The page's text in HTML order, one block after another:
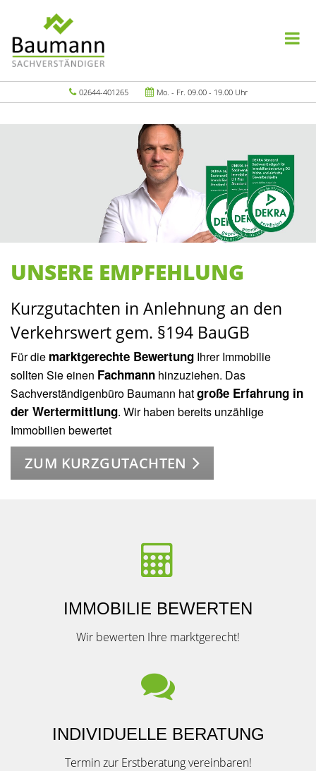
02644-401265 Mo. - Fr. 09.00 - 19.00 Uhr
UNSERE EMPFEHLUNG
Kurzgutachten in Anlehnung an den
Verkehrswert gem. §194 BauGB
Für die marktgerechte Bewertung Ihrer Immobilie
sollten Sie einen Fachmann hinzuziehen. Das
Sachverständigenbüro Baumann hatgroße Erfahrung in
der Wertermittlung. Wir haben bereits unzählige
Immobilien bewertet
ZUM KURZGUTACHTEN
IMMOBILIE BEWERTEN
Wir bewerten Ihre marktgerecht!
INDIVIDUELLE BERATUNG
Termin zur Erstberatung vereinbaren!